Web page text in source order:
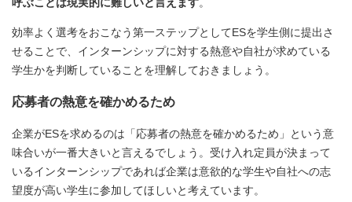
効率よく選考をおこなう第一ステップとしてESを学生側に提出さ
せることで、インターンシップに対する熱意や自社が求めている
学生かを判断していることを理解しておきましょう。
応募者の熱意を確かめるため
企業がESを求めるのは「応募者の熱意を確かめるため」という意
味合いが一番大きいと言えるでしょう。受け入れ定員が決まって
いるインターンシップであれば企業は意欲的な学生や自社への志
望度が高い学生に参加してほしいと考えています。